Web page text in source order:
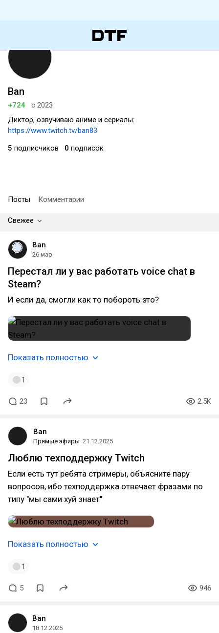
Ban
+724
с 2023
Диктор, озвучиваю аниме и сериалы:
https://www.twitch.tv/ban83
5 подписчиков 0 подписок
Посты Комментарии
Свежее
Ban
26 мар
Перестал ли у вас работать voice chat в
Steam?
И если да, смогли как то побороть это?
Показать полностью
1
23 2.5K
Ban
Прямые эфиры 21.12.2025
Люблю техподдержку Twitch
Если есть тут ребята стримеры, объясните пару
вопросов, ибо техподдержка отвечает фразами по
типу "мы сами хуй знает"
Показать полностью
1
5 946
Ban
18.12.2025